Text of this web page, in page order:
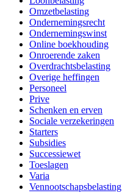
Omzetbelasting
Ondernemingsrecht
Ondernemingswinst
Online boekhouding
Onroerende zaken
Overdrachtsbelasting
Overige heffingen
Personeel
Prive
Schenken en erven
Sociale verzekeringen
Starters
Subsidies
Successiewet
Toeslagen
Varia
Vennootschapsbelasting